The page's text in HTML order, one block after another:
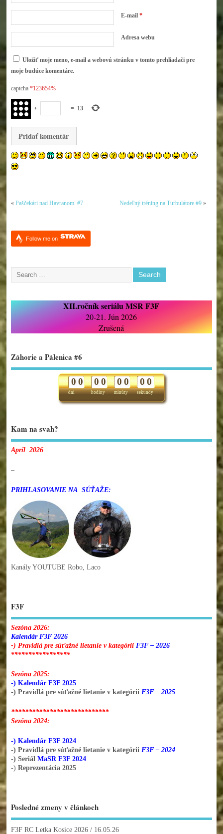
E-mail *
Adresa webu
Uložiť moje meno, e-mail a webovú stránku v tomto prehliadači pre
moje budúce komentáre.
captcha*123654%
+ = 13
« Paščekári nad Havranom. #7 Nedeľný tréning na Turbulátore #9»
Follow me on
XII.ročník seriálu MSR F3F
20-21. Jún 2026
Zrušená
Záhorie a Pálenica #6
dni
0 0
hodiny
0 0
minúty
0 0
sekundy
0 0
Kam na svah?
Apríl 2026
–
PRIHLASOVANIE NA SÚŤAŽE:
Kanály YOUTUBE Robo, Laco
F3F
Sezóna 2026:
Kalendár F3F 2026
-) Pravidlá pre súťažné lietanie v kategórii F3F – 2026
*****************
Sezóna 2025:
-) Kalendár F3F 2025
-) Pravidlá pre súťažné lietanie v kategórii F3F – 2025
****************************
Sezóna 2024:
-) Kalendár F3F 2024
-) Pravidlá pre súťažné lietanie v kategórii F3F – 2024
-) Seriál MaSR F3F 2024
-) Reprezentácia 2025
Posledné zmeny v článkoch
F3F RC Letka Kosice 2026/ 16.05.26